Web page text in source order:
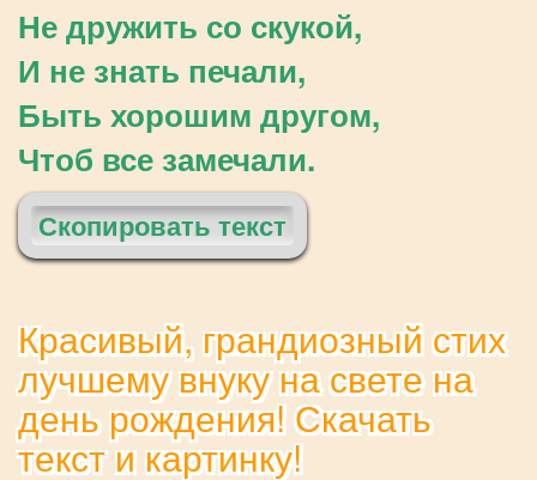
Не дружить со скукой,
И не знать печали,
Быть хорошим другом,
Чтоб все замечали.
Скопировать текст
Красивый, грандиозный стих
лучшему внуку на свете на
день рождения! Скачать
текст и картинку!